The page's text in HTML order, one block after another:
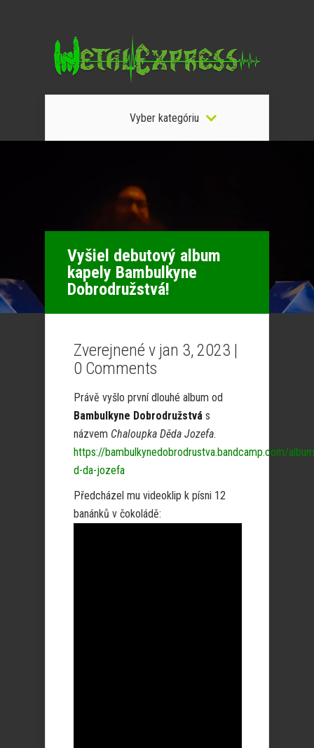
Vyber kategóriu
Vyšiel debutový album
kapely Bambulkyne
Dobrodružstvá!
Zverejnené v jan 3, 2023 |
0 Comments
Právě vyšlo první dlouhé album od
Bambulkyne Dobrodružstvá s
názvem Chaloupka Děda Jozefa.
https://bambulkynedobrodrustva.bandcamp.com/
d-da-jozefa
Předcházel mu videoklip k písni 12
banánků v čokoládě: